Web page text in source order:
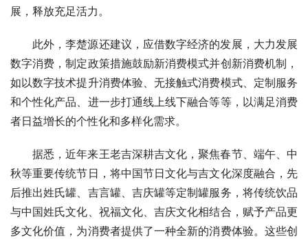
展，释放充足活力。
此外，李楚源还建议，应借数字经济的发展，大力发展
数字消费，制定政策措施鼓励新消费模式并创新消费机制，
如以数字技术提升消费体验、无接触式消费模式、定制服务
和个性化产品、进一步打通线上线下融合等等，以满足消费
者日益增长的个性化和多样化需求。
据悉，近年来王老吉深耕吉文化，聚焦春节、端午、中
秋等重要传统节日，将中国节日文化与吉文化深度融合，先
后推出姓氏罐、吉言罐、吉庆罐等定制罐服务，将传统饮品
与中国姓氏文化、祝福文化、吉庆文化相结合，赋予产品更
多文化价值，为消费者提供了一种全新的消费体验。这些创